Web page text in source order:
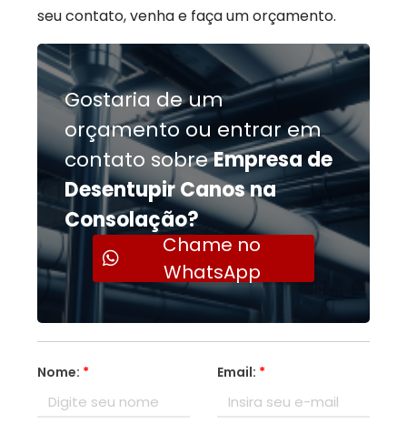
seu contato, venha e faça um orçamento.
Gostaria de um
orçamento ou entrar em
contato sobreEmpresa de
Desentupir Canos na
Consolação?
Chame no
WhatsApp
Nome: * Email: *